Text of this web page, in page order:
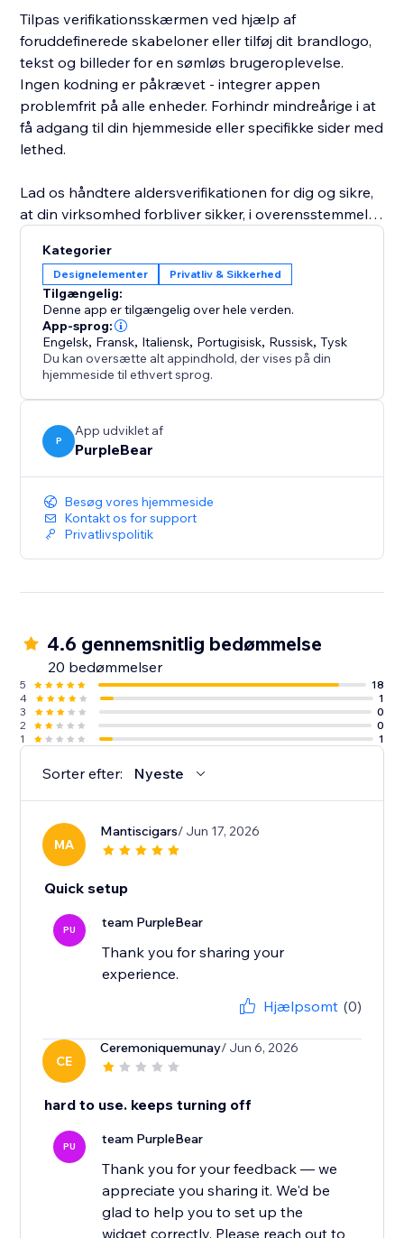
Tilpas verifikationsskærmen ved hjælp af
foruddefinerede skabeloner eller tilføj dit brandlogo,
tekst og billeder for en sømløs brugeroplevelse.
Ingen kodning er påkrævet - integrer appen
problemfrit på alle enheder. Forhindr mindreårige i at
få adgang til din hjemmeside eller specifikke sider med
lethed.
Lad os håndtere aldersverifikationen for dig og sikre,
at din virksomhed forbliver sikker, i overensstemmelse
Kategorier
Designelementer Privatliv & Sikkerhed
Tilgængelig:
Denne app er tilgængelig over hele verden.
App-sprog:
Engelsk, Fransk, Italiensk, Portugisisk, Russisk,Tysk
Du kan oversætte alt appindhold, der vises på din
hjemmeside til ethvert sprog.
P
App udviklet af
PurpleBear
Besøg vores hjemmeside
Kontakt os for support
Privatlivspolitik
4.6 gennemsnitlig bedømmelse
20 bedømmelser
5
18
4
1
3
0
2
0
1
1
Sorter efter: Nyeste
MA
Mantiscigars/ Jun 17, 2026
Quick setup
PU team PurpleBear
Thank you for sharing your
experience.
Hjælpsomt (0)
CE
Ceremoniquemunay/ Jun 6, 2026
hard to use. keeps turning off
PU team PurpleBear
Thank you for your feedback — we
appreciate you sharing it. We'd be
glad to help you to set up the
widget correctly. Please reach out to